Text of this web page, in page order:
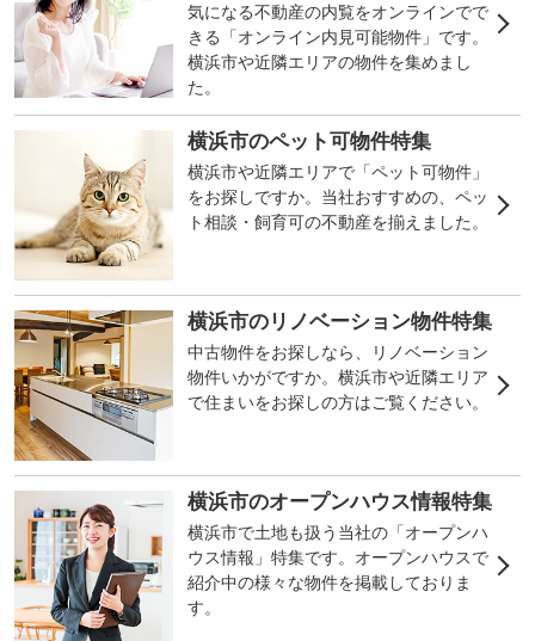
気になる不動産の内覧をオンラインでで
きる「オンライン内見可能物件」です。
横浜市や近隣エリアの物件を集めまし
た。
横浜市のペット可物件特集
横浜市や近隣エリアで「ペット可物件」
をお探しですか。当社おすすめの、ペッ
ト相談・飼育可の不動産を揃えました。
横浜市のリノベーション物件特集
中古物件をお探しなら、リノベーション
物件いかがですか。横浜市や近隣エリア
で住まいをお探しの方はご覧ください。
横浜市のオープンハウス情報特集
横浜市で土地も扱う当社の「オープンハ
ウス情報」特集です。オープンハウスで
紹介中の様々な物件を掲載しておりま
す。